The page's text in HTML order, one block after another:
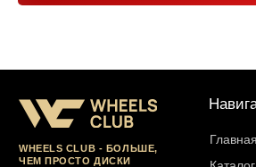
ИНН 503021178964
Юридический адрес - 127486,
Россия, г Москва, ул Ивана
web-spc.com